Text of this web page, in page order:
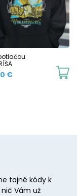
€
tajné kódy k
Vám už